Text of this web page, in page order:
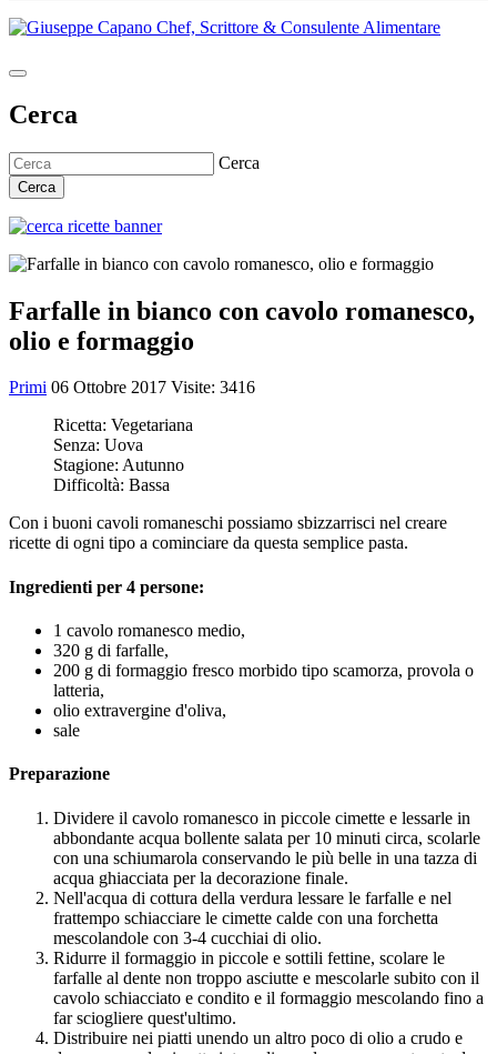
Cerca
Cerca
Cerca
Farfalle in bianco con cavolo romanesco,
olio e formaggio
Primi 06 Ottobre 2017 Visite: 3416
Ricetta: Vegetariana
Senza: Uova
Stagione: Autunno
Difficoltà: Bassa
Con i buoni cavoli romaneschi possiamo sbizzarrisci nel creare
ricette di ogni tipo a cominciare da questa semplice pasta.
Ingredienti per 4 persone:
1 cavolo romanesco medio,
320 g di farfalle,
200 g di formaggio fresco morbido tipo scamorza, provola o
latteria,
olio extravergine d'oliva,
sale
Preparazione
Dividere il cavolo romanesco in piccole cimette e lessarle in
abbondante acqua bollente salata per 10 minuti circa, scolarle
con una schiumarola conservando le più belle in una tazza di
acqua ghiacciata per la decorazione finale.
Nell'acqua di cottura della verdura lessare le farfalle e nel
frattempo schiacciare le cimette calde con una forchetta
mescolandole con 3-4 cucchiai di olio.
Ridurre il formaggio in piccole e sottili fettine, scolare le
farfalle al dente non troppo asciutte e mescolarle subito con il
cavolo schiacciato e condito e il formaggio mescolando fino a
far sciogliere quest'ultimo.
Distribuire nei piatti unendo un altro poco di olio a crudo e